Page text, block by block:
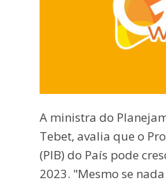
A ministra do
Tebet, avalia que o
(PIB) do País pode
2023. "Mesmo se